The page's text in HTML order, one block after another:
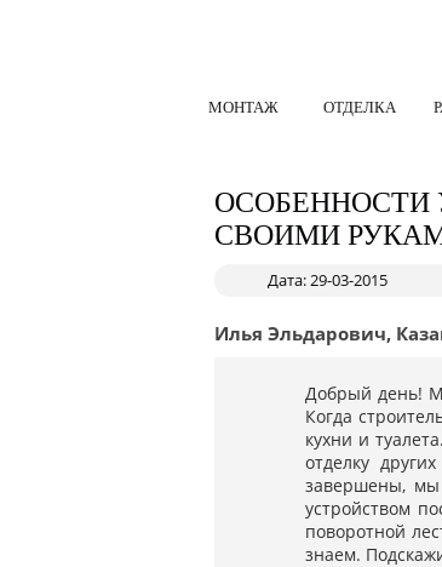
МОНТАЖ ОТДЕЛКА
ОСОБЕННОСТИ
СВОИМИ
Дата: 29-03-2015
Илья Эльдарович,
Добрый день!
Когда
кухни и
отделку
завершены, мы
устройством
поворотной
знаем.